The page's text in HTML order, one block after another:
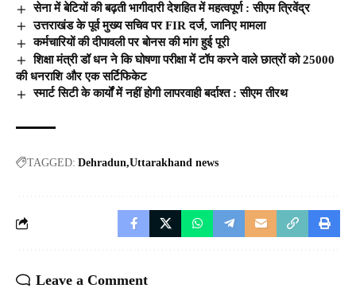
सेना में बेटियों की बढ़ती भागीदारी देशहित में महत्वपूर्ण : सीएम त्रिवेंद्र
उत्तराखंड के पूर्व मुख्य सचिव पर FIR दर्ज, जानिए मामला
कर्मचारियों की दीपावली पर बोनस की मांग हुई पूरी
शिक्षा मंत्री डॉ धन ने कि घोषणा परीक्षा में टॉप करने वाले छात्रों को 25000
की धनराशि और एक सर्टिफिकेट
स्मार्ट सिटी के कार्यों में नहीं होगी लापरवाही बर्दाश्त : सीएम तीरथ
TAGGED: Dehradun Uttarakhand news
Leave a Comment